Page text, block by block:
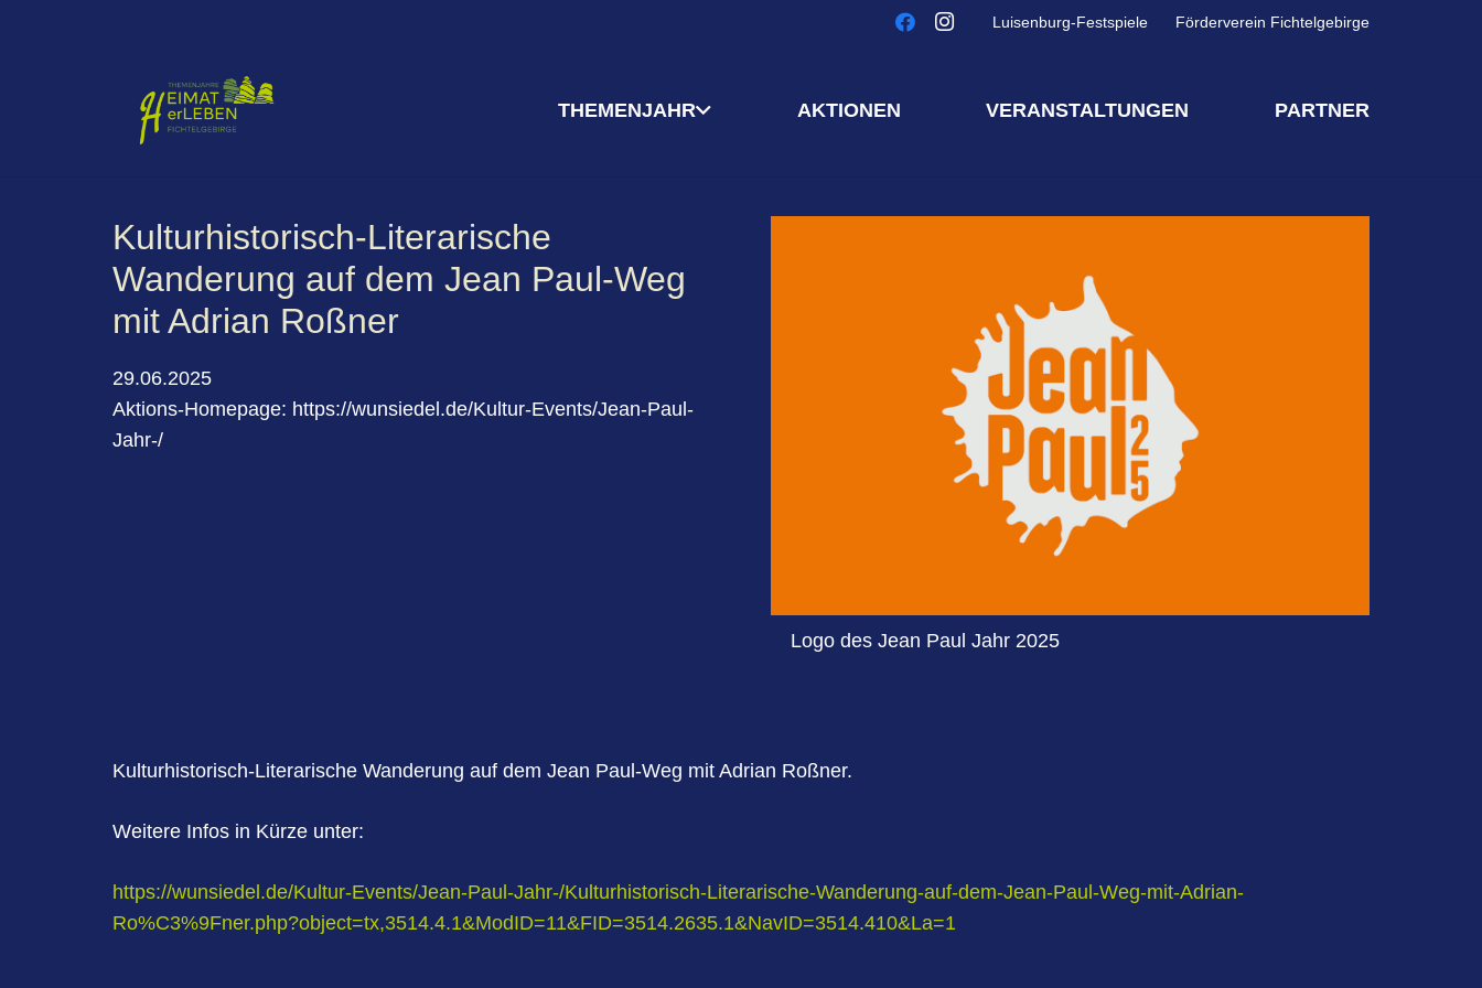
Luisenburg-Festspiele Förderverein Fichtelgebirge
THEMENJAHR AKTIONEN VERANSTALTUNGEN PARTNER
Kulturhistorisch-Literarische
Wanderung auf dem Jean Paul-Weg
mit Adrian Roßner
29.06.2025
Aktions-Homepage: https://wunsiedel.de/Kultur-Events/Jean-Paul-
Jahr-/
Logo des Jean Paul Jahr 2025
Kulturhistorisch-Literarische Wanderung auf dem Jean Paul-Weg mit Adrian Roßner.
Weitere Infos in Kürze unter:
https://wunsiedel.de/Kultur-Events/Jean-Paul-Jahr-/Kulturhistorisch-Literarische-Wanderung-auf-dem-Jean-Paul-Weg-mit-Adrian-
Ro%C3%9Fner.php?object=tx,3514.4.1&ModID=11&FID=3514.2635.1&NavID=3514.410&La=1